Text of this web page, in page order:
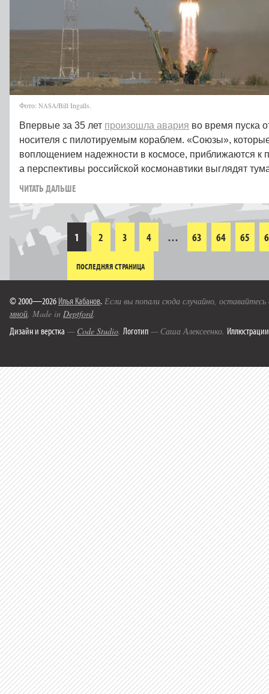
Фото: NASA/Bill Ingalls.
Впервые за 35 лет произошла авария во время пуска
носителя с пилотируемым кораблем. «Союзы»,
воплощением надежности в космосе, приближаются к
а перспективы российской космонавтики выглядят
ЧИТАТЬ ДАЛЬШЕ
1 2 3 4 … 63 64 65
ПОСЛЕДНЯЯ СТРАНИЦА
© 2000—2026 Илья Кабанов. Если вы попали сюда случайно,
мной. Made in Deptford.
Дизайн и верстка — Code Studio. Логотип — Саша Алексеенко. Иллюстрации